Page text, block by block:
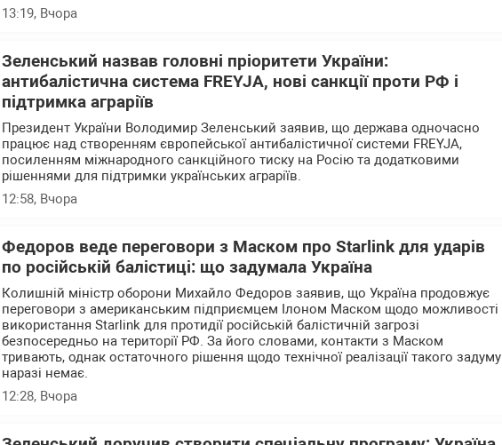
13:19, Вчора
Зеленський назвав головні пріоритети України:
антибалістична система FREYJA, нові санкції проти РФ і
підтримка аграріїв
Президент України Володимир Зеленський заявив, що держава одночасно
працює над створенням європейської антибалістичної системи FREYJA,
посиленням міжнародного санкційного тиску на Росію та додатковими
рішеннями для підтримки українських аграріїв.
12:58, Вчора
Федоров веде переговори з Маском про Starlink для ударів
по російській балістиці: що задумала Україна
Колишній міністр оборони Михайло Федоров заявив, що Україна продовжує
переговори з американським підприємцем Ілоном Маском щодо можливості
використання Starlink для протидії російській балістичній загрозі
безпосередньо на території РФ. За його словами, контакти з Маском
тривають, однак остаточного рішення щодо технічної реалізації такого задуму
наразі немає.
12:28, Вчора